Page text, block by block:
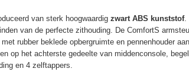
van sterk hoogwaardig zwart ABS kunststof.
van de perfecte zithouding. De ComfortS
rubber beklede opbergruimte en pennenhouder
op het achterste gedeelte van middenconsole,
en 4 zelftappers.